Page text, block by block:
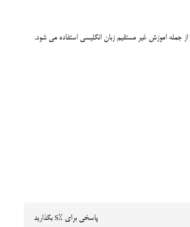
اموزش غیر مستقیم زبان انگلیسی استفاده می شود.
پاسخی برای %s بگذارید